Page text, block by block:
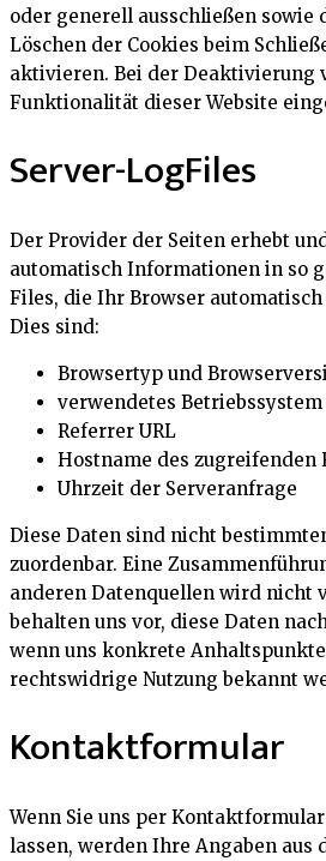
oder generell ausschließen sowie
Löschen der Cookies beim
aktivieren. Bei der Deaktivierung
Funktionalität dieser Website
Server-LogFiles
Der Provider der Seiten erhebt
automatisch Informationen in so
Files, die Ihr Browser
Dies sind:
Browsertyp und
verwendetes Betriebssystem
Referrer URL
Hostname des zugreifenden
Uhrzeit der Serveranfrage
Diese Daten sind nicht
zuordenbar. Eine
anderen Datenquellen wird nicht
behalten uns vor, diese Daten
wenn uns konkrete
rechtswidrige Nutzung bekannt
Kontaktformular
Wenn Sie uns per
lassen, werden Ihre Angaben